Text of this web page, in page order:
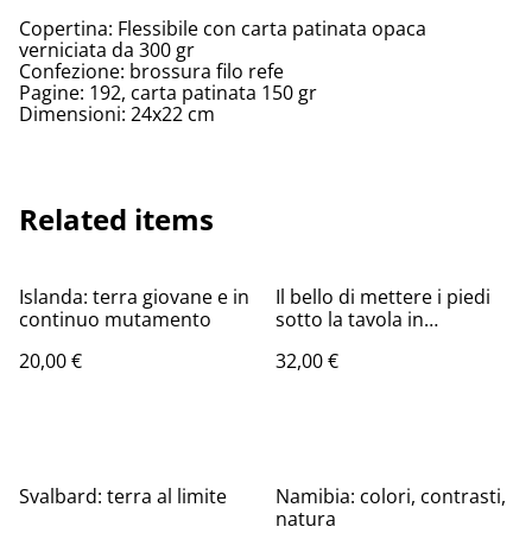
Copertina: Flessibile con carta patinata opaca
verniciata da 300 gr
Confezione: brossura filo refe
Pagine: 192, carta patinata 150 gr
Dimensioni: 24x22 cm
Related items
Islanda: terra giovane e in
continuo mutamento
20,00 €
Il bello di mettere i piedi
sotto la tavola in
32,00 €
Svalbard: terra al limite
Namibia: colori, contrasti,
natura